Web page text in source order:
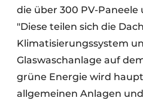
die über 300 PV-
"Diese teilen sich die
Klimatisierungssystem
Glaswaschanlage auf
grüne Energie wird
allgemeinen Anlagen